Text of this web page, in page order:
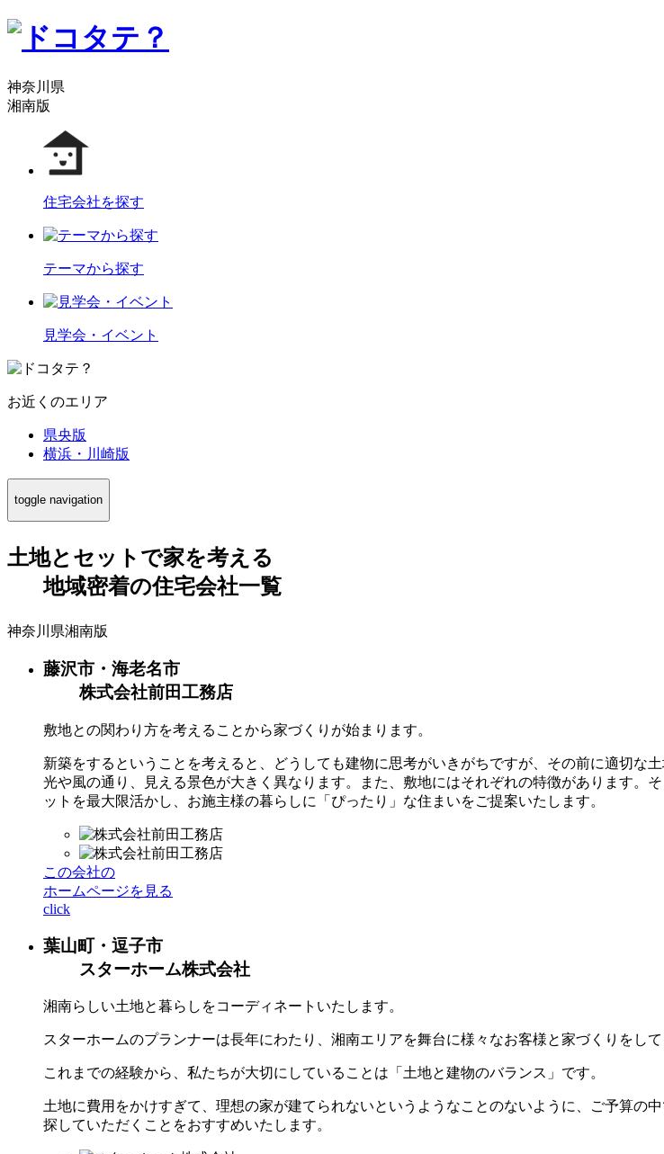
神奈川県
湘南版
住宅会社を探す
テーマから探す
見学会・イベント
お近くのエリア
県央版
横浜・川崎版
toggle navigation
土地とセットで家を考える
地域密着の住宅会社一覧
神奈川県湘南版
藤沢市・海老名市
株式会社前田工務店
敷地との関わり方を考えることから家づくりが始まります。
新築をするということを考えると、どうしても建物に思考がいきがちですが、その前に適切
光や風の通り、見える景色が大きく異なります。また、敷地にはそれぞれの特徴があります。
ットを最大限活かし、お施主様の暮らしに「ぴったり」な住まいをご提案いたします。
この会社の
ホームページを見る
click
葉山町・逗子市
スターホーム株式会社
湘南らしい土地と暮らしをコーディネートいたします。
スターホームのプランナーは長年にわたり、湘南エリアを舞台に様々なお客様と家づくりをして
これまでの経験から、私たちが大切にしていることは「土地と建物のバランス」です。
土地に費用をかけすぎて、理想の家が建てられないというようなことのないように、ご予算の
探していただくことをおすすめいたします。